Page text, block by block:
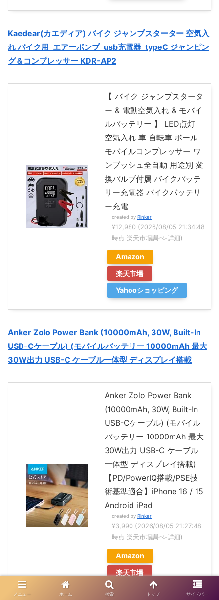
Kaedear(カエディア) バイク ジャンプスターター 空気入
れ バイク用 エアーポンプ usb充電器 typeC ジャンピン
グ＆コンプレッサー KDR-AP2
【 バイク ジャンプスタータ
ー & 電動空気入れ & モバイ
ルバッテリー 】 LED点灯
空気入れ 車 自転車 ボール
モバイルコンプレッサー ワ
ンプッシュ全自動 用途別 変
換バルブ付属 バイクバッテ
リー充電器 バイクバッテリ
ー充電
created by Rinker
¥12,980 (2026/08/05 21:34:48
時点 楽天市場調べ-詳細)
Amazon
楽天市場
Yahooショッピング
Anker Zolo Power Bank (10000mAh, 30W, Built-In
USB-Cケーブル) (モバイルバッテリー 10000mAh 最大
30W出力 USB-C ケーブル一体型 ディスプレイ搭載
Anker Zolo Power Bank
(10000mAh, 30W, Built-In
USB-Cケーブル) (モバイル
バッテリー 10000mAh 最大
30W出力 USB-C ケーブル
一体型 ディスプレイ搭載)
【PD/PowerIQ搭載/PSE技
術基準適合】iPhone 16 / 15
Android iPad
created by Rinker
¥3,990 (2026/08/05 21:27:48
時点 楽天市場調べ-詳細)
Amazon
楽天市場
Yahooショッピング
メニュー ホーム 検索 トップ サイドバー